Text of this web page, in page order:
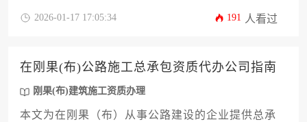
代办机构通过本地化团队、政商网络和法语法律专
的五大难点、优质代办服务筛选方法论，以及后期
维护的实战策略。
2026-01-17 17:05:34 191 人看过
在刚果(布)公路施工总承包资质代办公司指南
刚果(布)建筑施工资质办理
本文为在刚果（布）从事公路建设的企业提供总承